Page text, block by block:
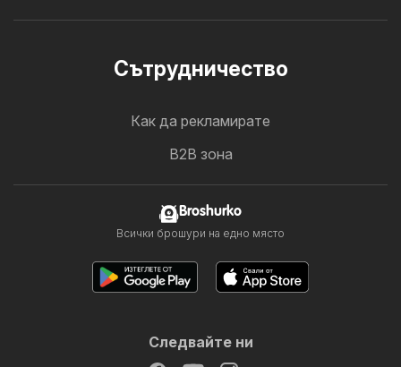
Cътрудничество
Как да рекламирате
B2B зона
Broshurko
Всички брошури на едно място
Следвайте ни